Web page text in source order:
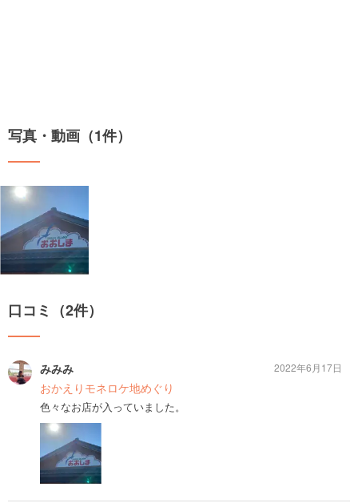
写真・動画（1件）
口コミ（2件）
みみみ
おかえりモネロケ地めぐり
色々なお店が入っていました。
2022年6月17日